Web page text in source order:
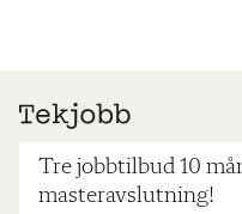
Tre jobbtilbud 10
masteravslutning!